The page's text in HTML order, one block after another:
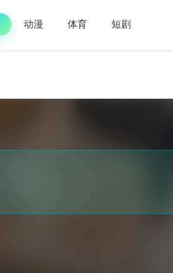
动漫 体育 短剧